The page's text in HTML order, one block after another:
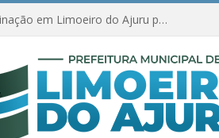
Amanhã começa nova etapa de vacinação em Limoeiro do Ajuru para idosos com 65 ou mais